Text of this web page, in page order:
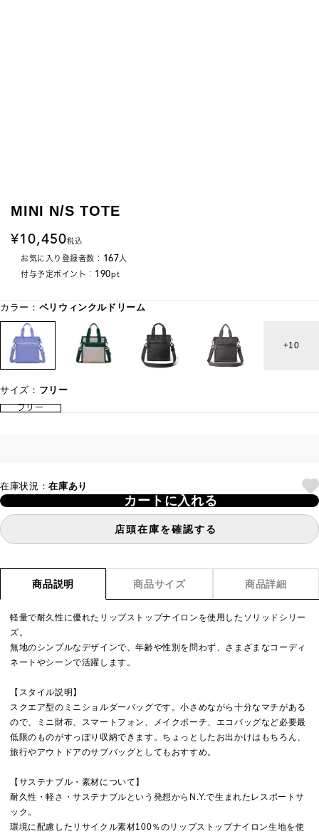
MINI N/S TOTE
10,450税込
お気に入り登録者数： 167人
付与予定ポイント： 190pt
カラー： ペリウィンクルドリーム
10
サイズ： フリー
フリー
在庫状況：在庫あり
カートに入れる
店頭在庫を確認する
商品説明 商品サイズ 商品詳細
軽量で耐久性に優れたリップストップナイロンを使用したソリッドシリー
ズ。
無地のシンプルなデザインで、年齢や性別を問わず、さまざまなコーディ
ネートやシーンで活躍します。
【スタイル説明】
スクエア型のミニショルダーバッグです。小さめながら十分なマチがある
ので、ミニ財布、スマートフォン、メイクポーチ、エコバッグなど必要最
低限のものがすっぽり収納できます。ちょっとしたお出かけはもちろん、
旅行やアウトドアのサブバッグとしてもおすすめ。
【サステナブル・素材について】
耐久性・軽さ・サステナブルという発想からN.Y.で生まれたレスポートサ
ック。
環境に配慮したリサイクル素材100％のリップストップナイロン生地を使